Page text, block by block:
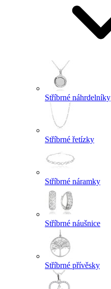
Stříbrné náhrdelníky
Stříbrné řetízky
Stříbrné náramky
Stříbrné náušnice
Stříbrné přívěsky